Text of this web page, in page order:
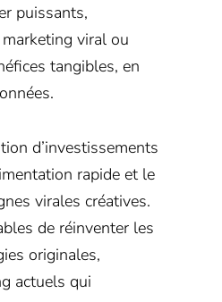
puissants,
marketing viral ou
tangibles, en
d’investissements
rapide et le
virales créatives.
de réinventer les
originales,
actuels qui